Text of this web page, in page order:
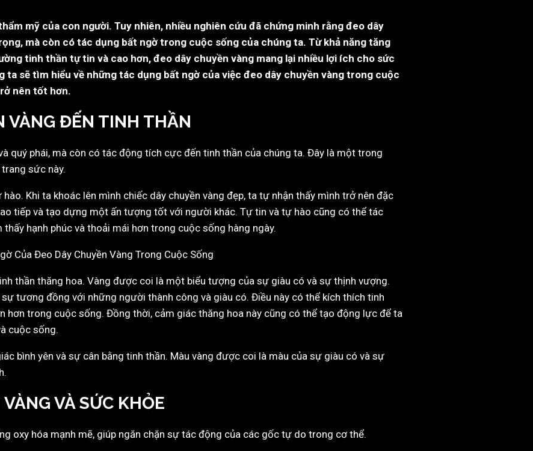
mỹ của con người. Tuy nhiên, nhiều nghiên cứu đã chứng minh rằng đeo dây
mà còn có tác dụng bất ngờ trong cuộc sống của chúng ta. Từ khả năng tăng
tinh thần tự tin và cao hơn, đeo dây chuyền vàng mang lại nhiều lợi ích cho sức
ta sẽ tìm hiểu về những tác dụng bất ngờ của việc đeo dây chuyền vàng trong cuộc
nên tốt hơn.
VÀNG ĐẾN TINH THẦN
quý phái, mà còn có tác động tích cực đến tinh thần của chúng ta. Đây là một trong
sức này.
Khi ta khoác lên mình chiếc dây chuyền vàng đẹp, ta tự nhận thấy mình trở nên đặc
tiếp và tạo dựng một ấn tượng tốt với người khác. Tự tin và tự hào cũng có thể tác
hạnh phúc và thoải mái hơn trong cuộc sống hàng ngày.
thần thăng hoa. Vàng được coi là một biểu tượng của sự giàu có và sự thịnh vượng.
tương đồng với những người thành công và giàu có. Điều này có thể kích thích tinh
hơn trong cuộc sống. Đồng thời, cảm giác thăng hoa này cũng có thể tạo động lực để ta
cuộc sống.
bình yên và sự cân bằng tinh thần. Màu vàng được coi là màu của sự giàu có và sự
VÀ SỨC KHỎE
oxy hóa mạnh mẽ, giúp ngăn chặn sự tác động của các gốc tự do trong cơ thể.